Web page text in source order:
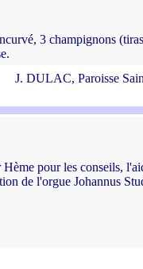
3 champignons
J. DULAC, Paroisse
pour les conseils,
de l'orgue Johannus